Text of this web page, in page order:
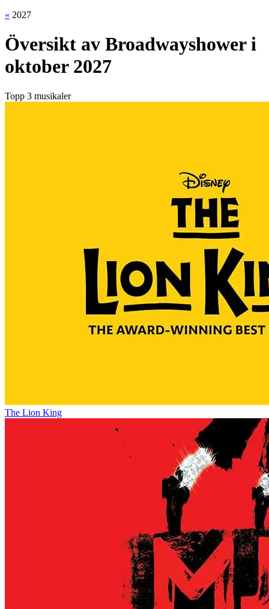
« 2027
Översikt av Broadwayshower i
oktober 2027
Topp 3 musikaler
The Lion King